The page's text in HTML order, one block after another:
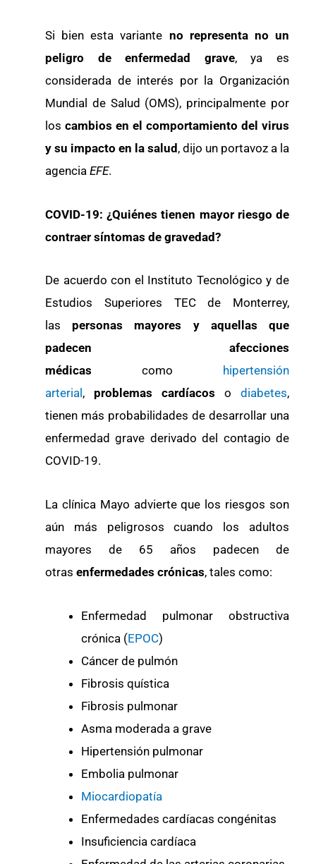
Si bien esta variante no representa no un
peligro de enfermedad grave, ya es
considerada de interés por la Organización
Mundial de Salud (OMS), principalmente por
los cambios en el comportamiento del virus
y su impacto en la salud, dijo un portavoz a la
agencia EFE.
COVID-19: ¿Quiénes tienen mayor riesgo de
contraer síntomas de gravedad?
De acuerdo con el Instituto Tecnológico y de
Estudios Superiores TEC de Monterrey,
las personas mayores y aquellas que
padecen afecciones
médicas como hipertensión
arterial , problemas cardíacos o diabetes,
tienen más probabilidades de desarrollar una
enfermedad grave derivado del contagio de
COVID-19.
La clínica Mayo advierte que los riesgos son
aún más peligrosos cuando los adultos
mayores de 65 años padecen de
otras enfermedades crónicas, tales como:
Enfermedad pulmonar obstructiva
crónica (EPOC)
Cáncer de pulmón
Fibrosis quística
Fibrosis pulmonar
Asma moderada a grave
Hipertensión pulmonar
Embolia pulmonar
Miocardiopatía
Enfermedades cardíacas congénitas
Insuficiencia cardíaca